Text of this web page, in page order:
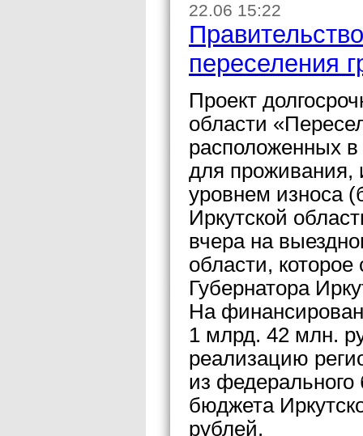
22.06 15:22
переселения
Проект
области
расположенных
для
уровнем износа
Иркутской
вчера на
области,
Губернатора
На
1 млрд. 42 млн.
реализацию
из
бюджета
рублей.